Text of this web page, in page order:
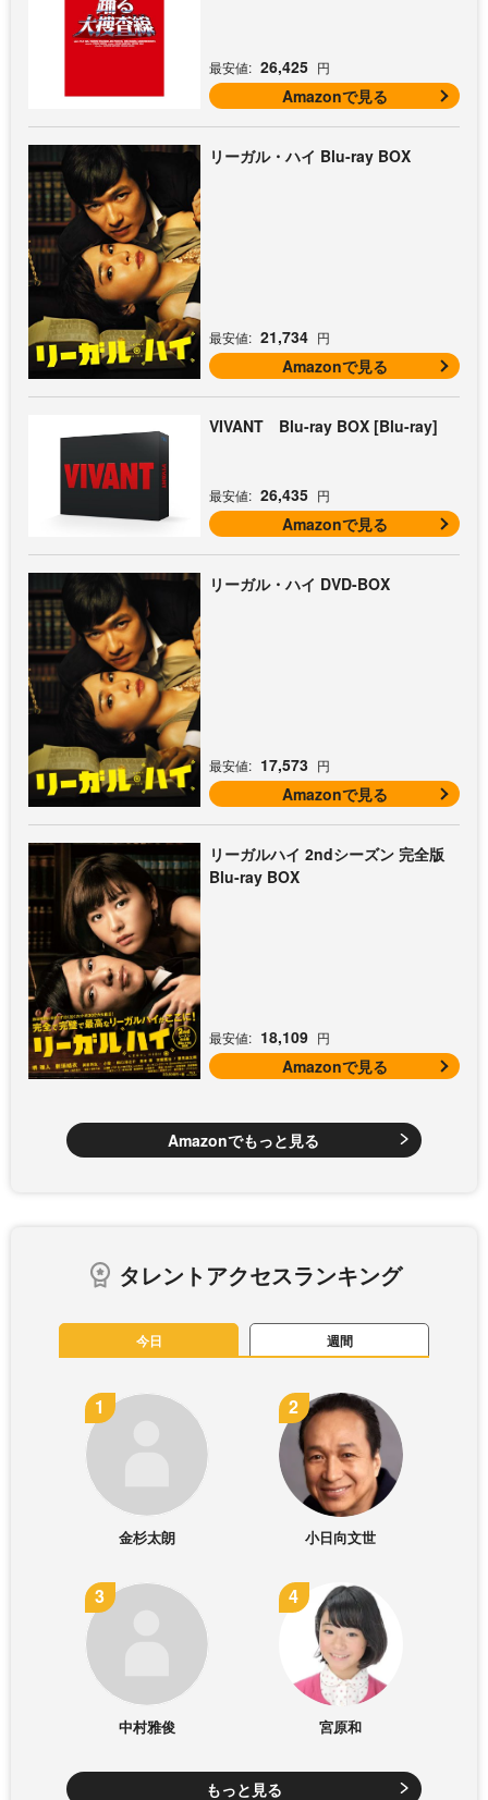
最安値: 26,425 円
Amazonで見る
リーガル・ハイ Blu-ray BOX
最安値: 21,734 円
Amazonで見る
VIVANT Blu-ray BOX [Blu-ray]
最安値: 26,435 円
Amazonで見る
リーガル・ハイ DVD-BOX
最安値: 17,573 円
Amazonで見る
リーガルハイ 2ndシーズン 完全版
Blu-ray BOX
最安値: 18,109 円
Amazonで見る
Amazonでもっと見る
タレントアクセスランキング
今日 週間
金杉太朗 小日向文世
中村雅俊 宮原和
もっと見る